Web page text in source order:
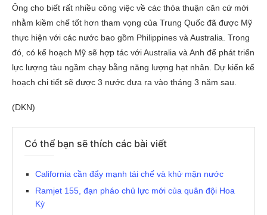
Ông cho biết rất nhiều công việc về các thỏa thuận căn cứ mới
nhằm kiềm chế tốt hơn tham vọng của Trung Quốc đã được Mỹ
thực hiện với các nước bao gồm Philippines và Australia. Trong
đó, có kế hoạch Mỹ sẽ hợp tác với Australia và Anh để phát triển
lực lượng tàu ngầm chạy bằng năng lượng hạt nhân. Dự kiến kế
hoạch chi tiết sẽ được 3 nước đưa ra vào tháng 3 năm sau.
(DKN)
Có thể bạn sẽ thích các bài viết
California cần đẩy mạnh tái chế và khử mặn nước
Ramjet 155, đạn pháo chủ lực mới của quân đội Hoa
Kỳ